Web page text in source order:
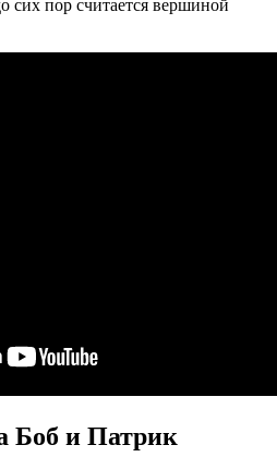
сих пор считается вершиной
Боб и Патрик